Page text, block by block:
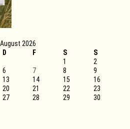
August 2026
D F S
S
1
2
6 7 8
9
13 14 15
16
20 21 22
23
27 28 29
30